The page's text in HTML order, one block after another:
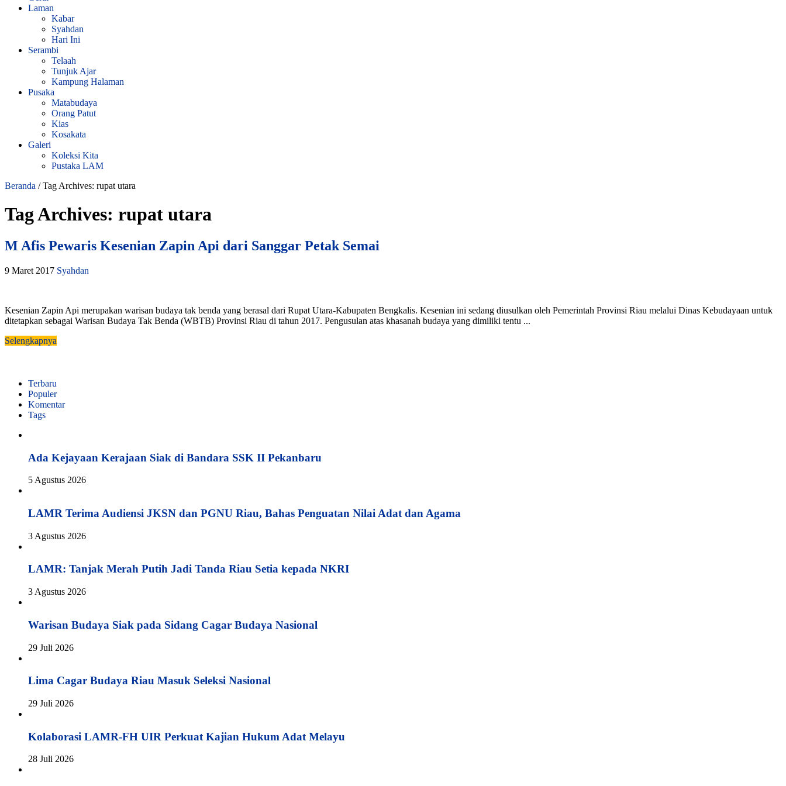
Laman
Kabar
Syahdan
Hari Ini
Serambi
Telaah
Tunjuk Ajar
Kampung Halaman
Pusaka
Matabudaya
Orang Patut
Kias
Kosakata
Galeri
Koleksi Kita
Pustaka LAM
Beranda / Tag Archives: rupat utara
Tag Archives: rupat utara
M Afis Pewaris Kesenian Zapin Api dari Sanggar Petak Semai
9 Maret 2017 Syahdan
Kesenian Zapin Api merupakan warisan budaya tak benda yang berasal dari Rupat Utara-Kabupaten Bengkalis. Kesenian ini sedang diusulkan oleh Pemerintah Provinsi Riau melalui Dinas Kebudayaan untuk
ditetapkan sebagai Warisan Budaya Tak Benda (WBTB) Provinsi Riau di tahun 2017. Pengusulan atas khasanah budaya yang dimiliki tentu ...
Selengkapnya
Terbaru
Populer
Komentar
Tags
Ada Kejayaan Kerajaan Siak di Bandara SSK II Pekanbaru
5 Agustus 2026
LAMR Terima Audiensi JKSN dan PGNU Riau, Bahas Penguatan Nilai Adat dan Agama
3 Agustus 2026
LAMR: Tanjak Merah Putih Jadi Tanda Riau Setia kepada NKRI
3 Agustus 2026
Warisan Budaya Siak pada Sidang Cagar Budaya Nasional
29 Juli 2026
Lima Cagar Budaya Riau Masuk Seleksi Nasional
29 Juli 2026
Kolaborasi LAMR-FH UIR Perkuat Kajian Hukum Adat Melayu
28 Juli 2026